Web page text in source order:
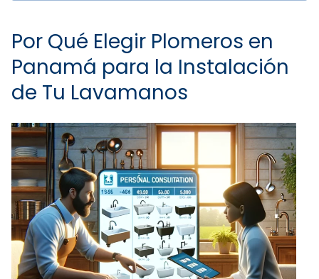
Por Qué Elegir Plomeros en
Panamá para la Instalación
de Tu Lavamanos